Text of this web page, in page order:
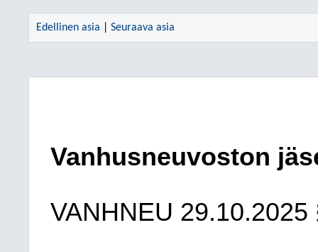
Edellinen asia Seuraava asia
Vanhusneuvoston
VANHNEU 29.10.2025